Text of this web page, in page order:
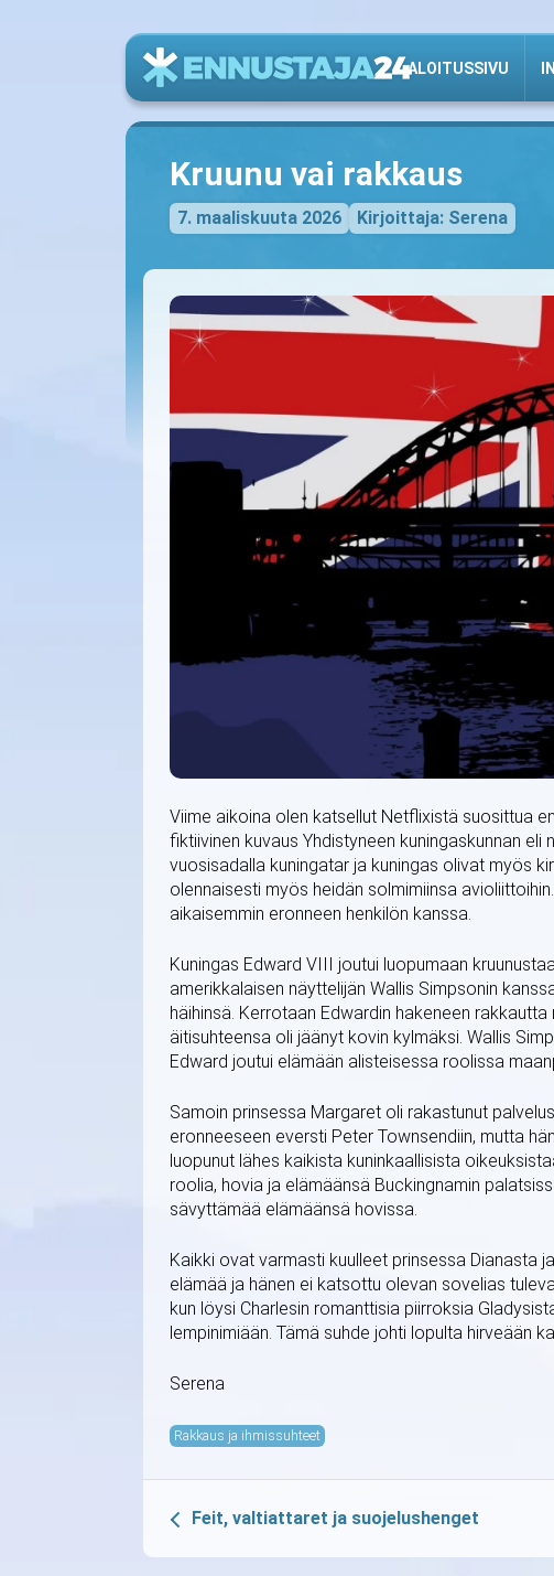
ALOITUSSIVU
Kruunu vai rakkaus
7. maaliskuuta 2026 Kirjoittaja: Serena
Viime aikoina olen katsellut Netflixistä suosittua
fiktiivinen kuvaus Yhdistyneen kuningaskunnan
vuosisadalla kuningatar ja kuningas olivat myös
olennaisesti myös heidän solmimiinsa
aikaisemmin eronneen henkilön kanssa.
Kuningas Edward VIII joutui luopumaan
amerikkalaisen näyttelijän Wallis Simpsonin
häihinsä. Kerrotaan Edwardin hakeneen
äitisuhteensa oli jäänyt kovin kylmäksi. Wallis
Edward joutui elämään alisteisessa roolissa
Samoin prinsessa Margaret oli rakastunut
eronneeseen eversti Peter Townsendiin, mutta
luopunut lähes kaikista kuninkaallisista
roolia, hovia ja elämäänsä Buckingnamin
sävyttämää elämäänsä hovissa.
Kaikki ovat varmasti kuulleet prinsessa Dianasta
elämää ja hänen ei katsottu olevan sovelias
kun löysi Charlesin romanttisia piirroksia
lempinimiään. Tämä suhde johti lopulta hirveään
Serena
Rakkaus ja ihmissuhteet
Feit, valtiattaret ja suojelushenget